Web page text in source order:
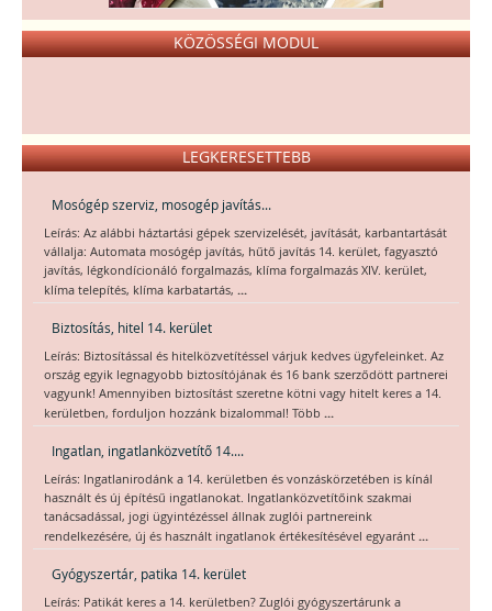
KÖZÖSSÉGI MODUL
LEGKERESETTEBB
Mosógép szerviz, mosogép javítás...
Leírás: Az alábbi háztartási gépek szervizelését, javítását, karbantartását
vállalja: Automata mosógép javítás, hűtő javítás 14. kerület, fagyasztó
javítás, légkondícionáló forgalmazás, klíma forgalmazás XIV. kerület,
klíma telepítés, klíma karbatartás, ...
Biztosítás, hitel 14. kerület
Leírás: Biztosítással és hitelközvetítéssel várjuk kedves ügyfeleinket. Az
ország egyik legnagyobb biztosítójának és 16 bank szerződött partnerei
vagyunk! Amennyiben biztosítást szeretne kötni vagy hitelt keres a 14.
kerületben, forduljon hozzánk bizalommal! Több ...
Ingatlan, ingatlanközvetítő 14....
Leírás: Ingatlanirodánk a 14. kerületben és vonzáskörzetében is kínál
használt és új építésű ingatlanokat. Ingatlanközvetítőink szakmai
tanácsadással, jogi ügyintézéssel állnak zuglói partnereink
rendelkezésére, új és használt ingatlanok értékesítésével egyaránt ...
Gyógyszertár, patika 14. kerület
Leírás: Patikát keres a 14. kerületben? Zuglói gyógyszertárunk a